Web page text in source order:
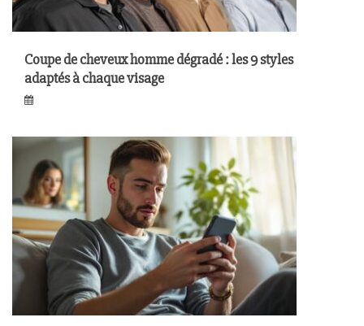
Coupe de cheveux homme dégradé : les 9 styles
adaptés à chaque visage